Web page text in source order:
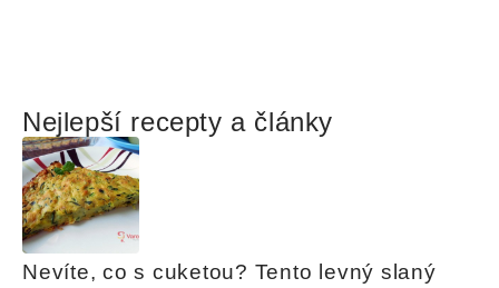
Nejlepší recepty a články
Nevíte, co s cuketou? Tento levný slaný